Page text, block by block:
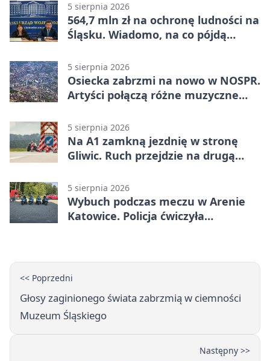
5 sierpnia 2026
564,7 mln zł na ochronę ludności na
Śląsku. Wiadomo, na co pójdą
5 sierpnia 2026
Osiecka zabrzmi na nowo w NOSPR.
Artyści połączą różne muzyczne
5 sierpnia 2026
Na A1 zamkną jezdnię w stronę
Gliwic. Ruch przejdzie na drugą
5 sierpnia 2026
Wybuch podczas meczu w Arenie
Katowice. Policja ćwiczyła
<< Poprzedni
Głosy zaginionego świata zabrzmią w ciemności
Muzeum Śląskiego
Następny >>